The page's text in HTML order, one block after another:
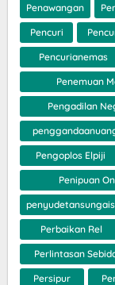
Penawangan
Pencuri
Pencurianemas
Penemuan
Pengadilan
Pengoplos Elpiji
Penipuan
Perbaikan Rel
Perlintasan
Persipur